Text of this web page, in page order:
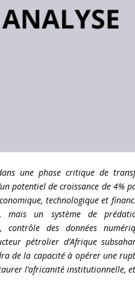
une phase critique de
potentiel de croissance de 4%
technologique et
mais un système de
contrôle des données
pétrolier d’Afrique
de la capacité à opérer une
l’africanité institutionnelle,